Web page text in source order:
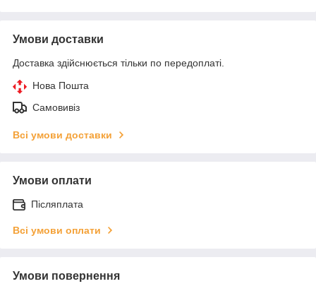
Умови доставки
Доставка здійснюється тільки по передоплаті.
Нова Пошта
Самовивіз
Всі умови доставки
Умови оплати
Післяплата
Всі умови оплати
Умови повернення